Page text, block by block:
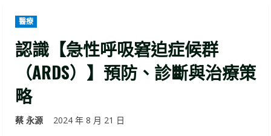
醫療
認識【急性呼吸窘迫症候群
（ARDS）】預防、診斷與治療策
略
蔡 永源 2024 年 8 月 21 日